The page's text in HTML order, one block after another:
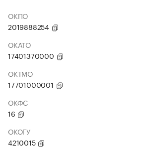
ОКПО
2019888254
ОКАТО
17401370000
ОКТМО
17701000001
ОКФС
16
ОКОГУ
4210015